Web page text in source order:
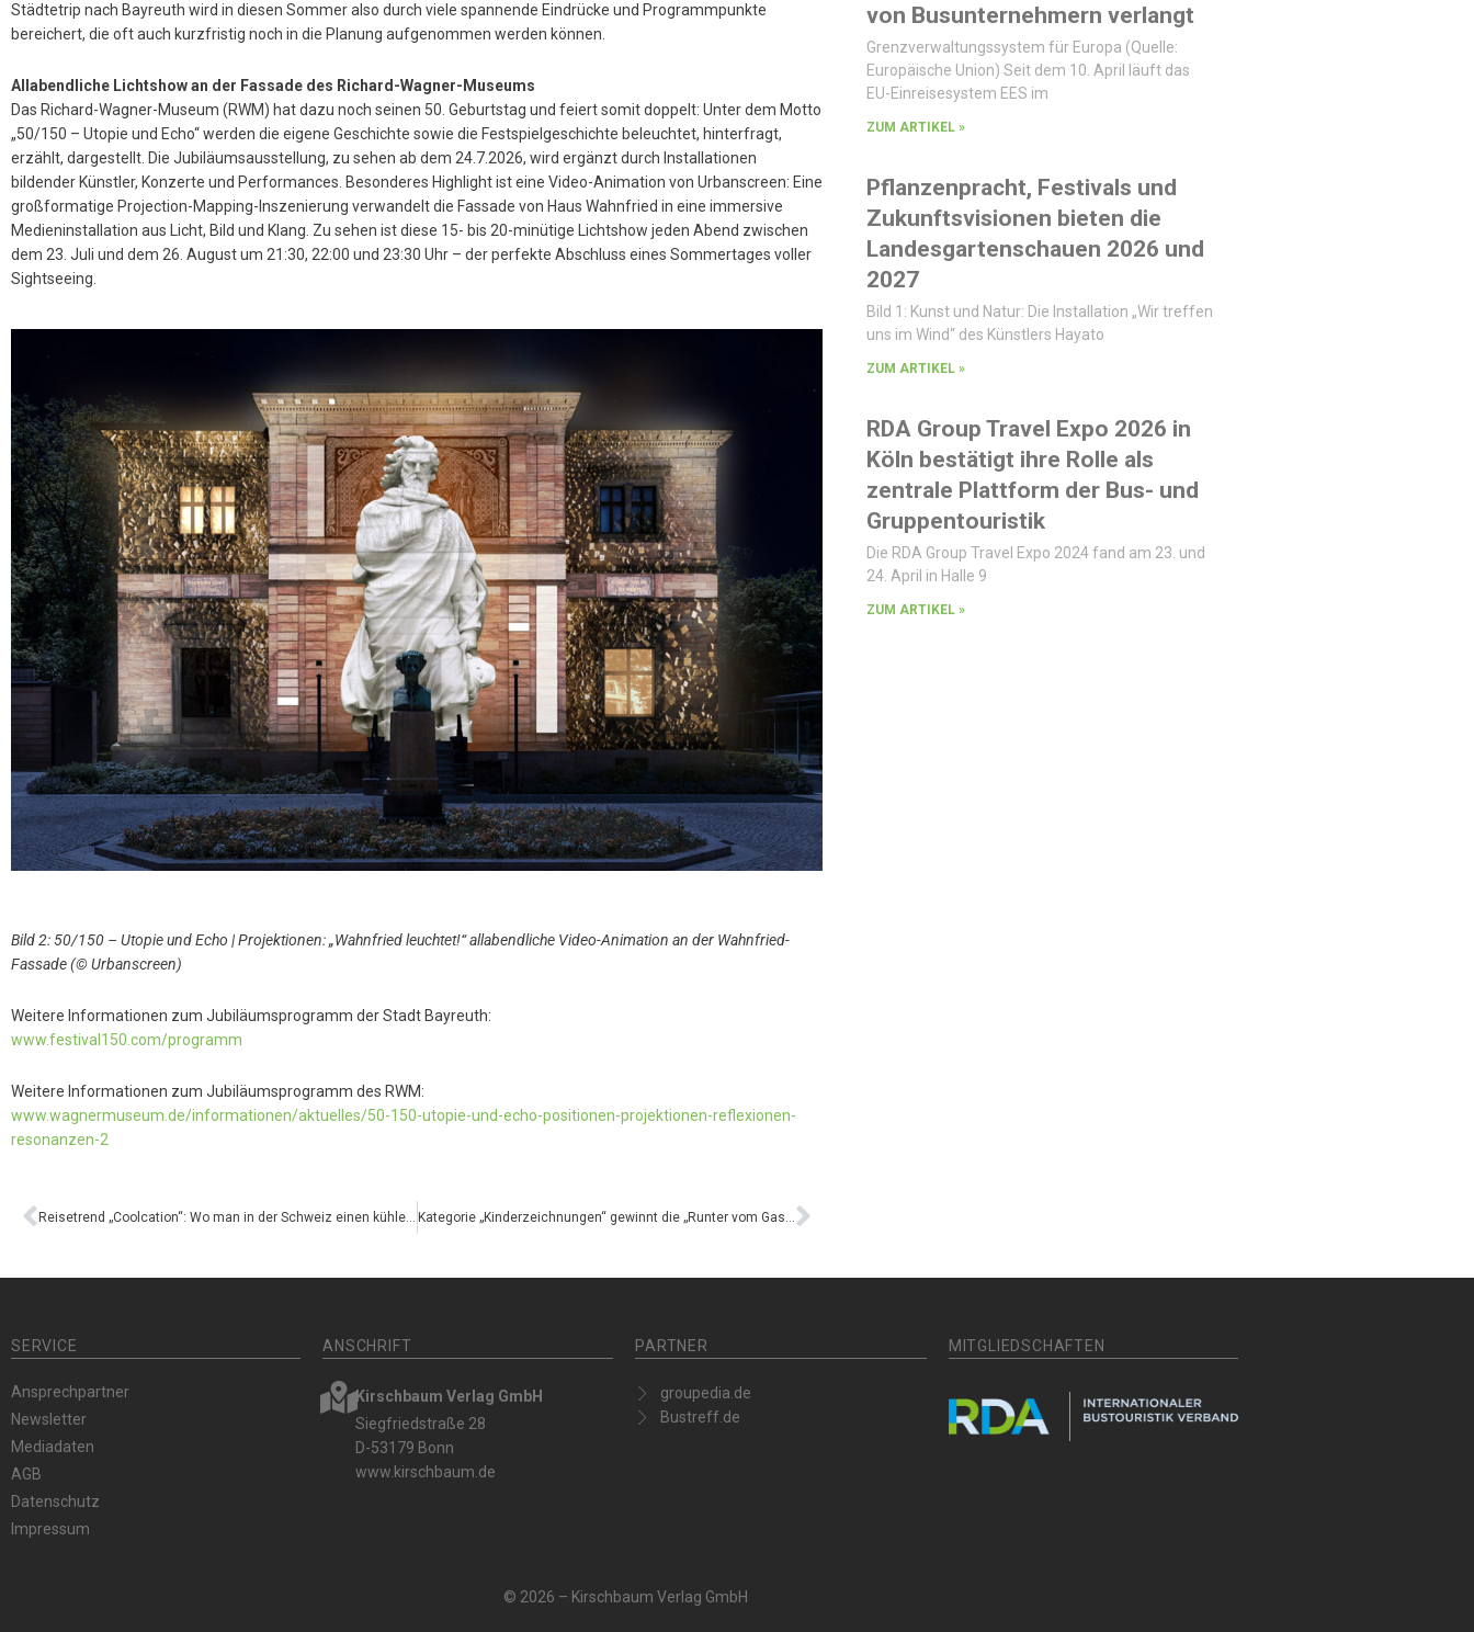
Städtetrip nach Bayreuth wird in diesen Sommer also durch viele spannende Eindrücke und Programmpunkte
bereichert, die oft auch kurzfristig noch in die Planung aufgenommen werden können.
Allabendliche Lichtshow an der Fassade des Richard-Wagner-Museums
Das Richard-Wagner-Museum (RWM) hat dazu noch seinen 50. Geburtstag und feiert somit doppelt: Unter dem Motto
„50/150 – Utopie und Echo“ werden die eigene Geschichte sowie die Festspielgeschichte beleuchtet, hinterfragt,
erzählt, dargestellt. Die Jubiläumsausstellung, zu sehen ab dem 24.7.2026, wird ergänzt durch Installationen
bildender Künstler, Konzerte und Performances. Besonderes Highlight ist eine Video-Animation von Urbanscreen: Eine
großformatige Projection-Mapping-Inszenierung verwandelt die Fassade von Haus Wahnfried in eine immersive
Medieninstallation aus Licht, Bild und Klang. Zu sehen ist diese 15- bis 20-minütige Lichtshow jeden Abend zwischen
dem 23. Juli und dem 26. August um 21:30, 22:00 und 23:30 Uhr – der perfekte Abschluss eines Sommertages voller
Sightseeing.
Bild 2: 50/150 – Utopie und Echo | Projektionen: „Wahnfried leuchtet!“ allabendliche Video-Animation an der Wahnfried-
Fassade (© Urbanscreen)
Weitere Informationen zum Jubiläumsprogramm der Stadt Bayreuth:
www.festival150.com/programm
Weitere Informationen zum Jubiläumsprogramm des RWM:
www.wagnermuseum.de/informationen/aktuelles/50-150-utopie-und-echo-positionen-projektionen-reflexionen-
resonanzen-2
von Busunternehmern verlangt
Grenzverwaltungssystem für Europa (Quelle:
Europäische Union) Seit dem 10. April läuft das
EU-Einreisesystem EES im
ZUM ARTIKEL »
Pflanzenpracht, Festivals und
Zukunftsvisionen bieten die
Landesgartenschauen 2026 und
2027
Bild 1: Kunst und Natur: Die Installation „Wir treffen
uns im Wind“ des Künstlers Hayato
ZUM ARTIKEL »
RDA Group Travel Expo 2026 in
Köln bestätigt ihre Rolle als
zentrale Plattform der Bus- und
Gruppentouristik
Die RDA Group Travel Expo 2024 fand am 23. und
24. April in Halle 9
ZUM ARTIKEL »
SERVICE
Ansprechpartner
Newsletter
Mediadaten
AGB
Datenschutz
Impressum
ANSCHRIFT
Kirschbaum Verlag GmbH
Siegfriedstraße 28
D-53179 Bonn
www.kirschbaum.de
PARTNER
groupedia.de
Bustreff.de
MITGLIEDSCHAFTEN
© 2026 – Kirschbaum Verlag GmbH